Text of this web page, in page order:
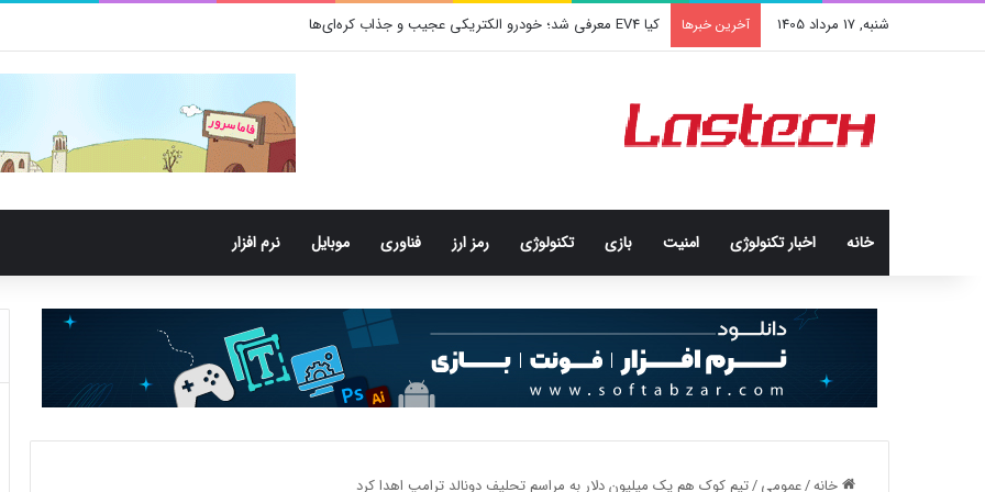
شنبه, 17 مرداد 1405 آخرین خبرها کشف جدید دانشمندان: برخی باکتری‌های دهان می‌توانند خطر ابتلا به آلزایمر را افزایش دهند
خانه اخبار تکنولوژی امنيت بازی تکنولوژی رمز ارز فناوری موبایل نرم افزار
خانه/عمومی/تیم کوک هم یک میلیون دلار به مراسم تحلیف دونالد ترامپ اهدا کرد